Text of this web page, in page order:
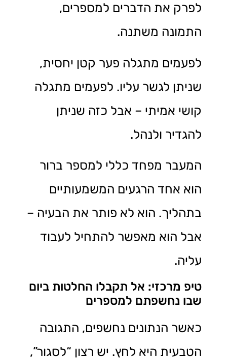
לפרק את הדברים למספרים,
התמונה משתנה.
לפעמים מתגלה פער קטן יחסית,
שניתן לגשר עליו. לפעמים מתגלה
קושי אמיתי – אבל כזה שניתן
להגדיר ולנהל.
המעבר מפחד כללי למספר ברור
הוא אחד הרגעים המשמעותיים
בתהליך. הוא לא פותר את הבעיה –
אבל הוא מאפשר להתחיל לעבוד
עליה.
טיפ מרכזי: אל תקבלו החלטות ביום
שבו נחשפתם למספרים
כאשר הנתונים נחשפים, התגובה
הטבעית היא לחץ. יש רצון “לסגור”,